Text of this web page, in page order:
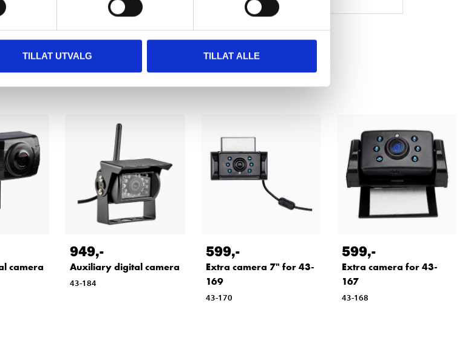
TILLAT UTVALG TILLAT ALLE
products
camera
949,-
Auxiliary digital camera
43-184
599,-
Extra camera 7" for 43-
169
43-170
599,-
Extra camera for 43-
167
43-168